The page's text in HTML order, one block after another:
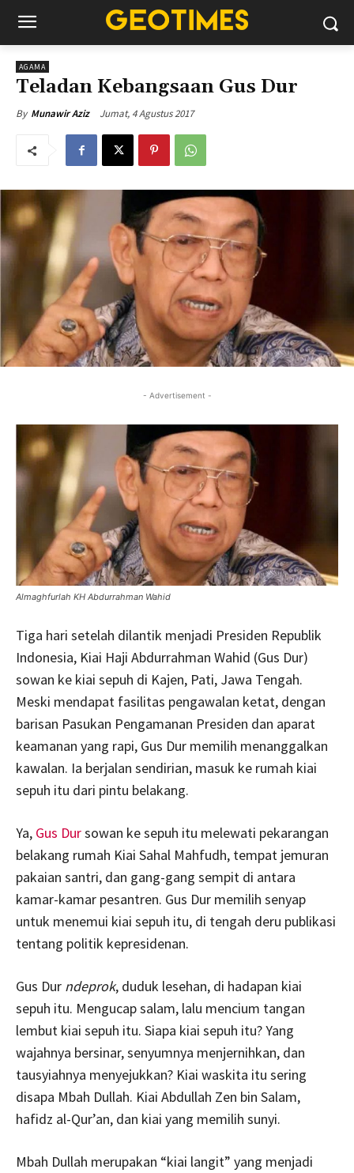
AGAMA
Teladan Kebangsaan Gus Dur
By Munawir Aziz Jumat, 4 Agustus 2017
- Advertisement -
Almaghfurlah KH Abdurrahman Wahid
Tiga hari setelah dilantik menjadi Presiden Republik
Indonesia, Kiai Haji Abdurrahman Wahid (Gus Dur)
sowan ke kiai sepuh di Kajen, Pati, Jawa Tengah.
Meski mendapat fasilitas pengawalan ketat, dengan
barisan Pasukan Pengamanan Presiden dan aparat
keamanan yang rapi, Gus Dur memilih menanggalkan
kawalan. Ia berjalan sendirian, masuk ke rumah kiai
sepuh itu dari pintu belakang.
Ya, Gus Dursowan ke sepuh itu melewati pekarangan
belakang rumah Kiai Sahal Mahfudh, tempat jemuran
pakaian santri, dan gang-gang sempit di antara
kamar-kamar pesantren. Gus Dur memilih senyap
untuk menemui kiai sepuh itu, di tengah deru publikasi
tentang politik kepresidenan.
Gus Dur ndeprok, duduk lesehan, di hadapan kiai
sepuh itu. Mengucap salam, lalu mencium tangan
lembut kiai sepuh itu. Siapa kiai sepuh itu? Yang
wajahnya bersinar, senyumnya menjernihkan, dan
tausyiahnya menyejukkan? Kiai waskita itu sering
disapa Mbah Dullah. Kiai Abdullah Zen bin Salam,
hafidz al-Qur’an, dan kiai yang memilih sunyi.
Mbah Dullah merupakan “kiai langit” yang menjadi